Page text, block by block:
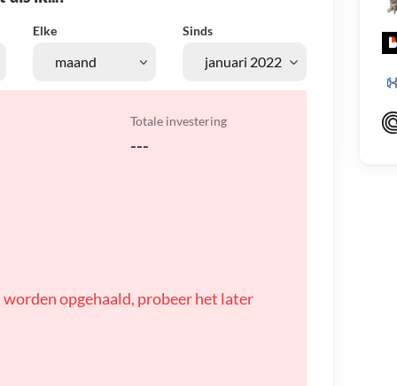
Elke Sinds
Totale investering
---
opgehaald, probeer het later